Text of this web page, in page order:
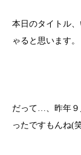
本日のタイトル
ゃると思います。
だって…、昨年９
ったですもんね(